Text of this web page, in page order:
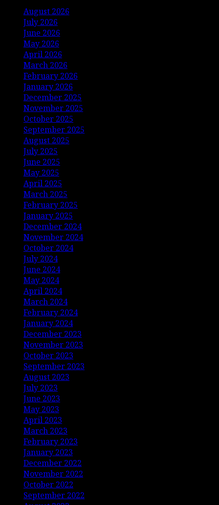
August 2026
July 2026
June 2026
May 2026
April 2026
March 2026
February 2026
January 2026
December 2025
November 2025
October 2025
September 2025
August 2025
July 2025
June 2025
May 2025
April 2025
March 2025
February 2025
January 2025
December 2024
November 2024
October 2024
July 2024
June 2024
May 2024
April 2024
March 2024
February 2024
January 2024
December 2023
November 2023
October 2023
September 2023
August 2023
July 2023
June 2023
May 2023
April 2023
March 2023
February 2023
January 2023
December 2022
November 2022
October 2022
September 2022